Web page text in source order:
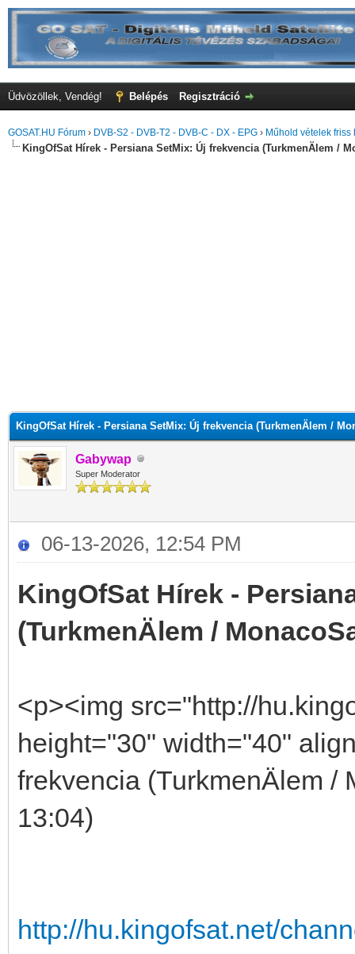
Üdvözöllek, Vendég! Belépés Regisztráció
GOSAT.HU Fórum › DVB-S2 - DVB-T2 - DVB-C - DX - EPG › Műhold vételek friss
KingOfSat Hírek - Persiana SetMix: Új frekvencia (TurkmenÄlem /
KingOfSat Hírek - Persiana SetMix: Új frekvencia (TurkmenÄlem /
Gabywap
Super Moderator
06-13-2026, 12:54 PM
KingOfSat Hírek -
(TurkmenÄlem /
<p><img src="http://
height="30" width="40"
frekvencia (TurkmenÄlem /
13:04)
http://hu.kingofsat.net/